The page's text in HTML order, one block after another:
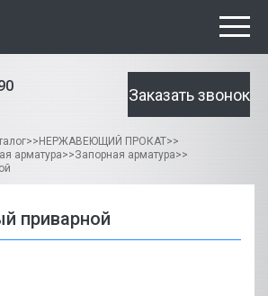
Заказать звонок
>> НЕРЖАВЕЮЩИЙ ПРОКАТ>>
арматура>>Запорная арматура>>
приварной